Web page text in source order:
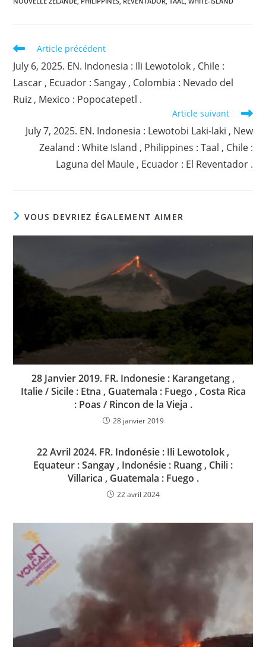
Read
articles
Article précédent
July 6, 2025. EN. Indonesia : Ili Lewotolok , Chile :
Lascar , Ecuador : Sangay , Colombia : Nevado del
Ruiz , Mexico : Popocatepetl .
Article suivant
July 7, 2025. EN. Indonesia : Lewotobi Laki-laki , New
Zealand : White Island , Philippines : Taal , Chile :
Laguna del Maule , Ecuador : El Reventador .
VOUS DEVRIEZ ÉGALEMENT AIMER
28 Janvier 2019. FR. Indonesie : Karangetang ,
Italie / Sicile : Etna , Guatemala : Fuego , Costa Rica
: Poas / Rincon de la Vieja .
28 janvier 2019
22 Avril 2024. FR. Indonésie : Ili Lewotolok ,
Equateur : Sangay , Indonésie : Ruang , Chili :
Villarica , Guatemala : Fuego .
22 avril 2024